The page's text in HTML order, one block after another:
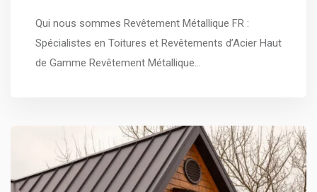
Qui nous sommes Revêtement Métallique FR :
Spécialistes en Toitures et Revêtements d’Acier Haut
de Gamme Revêtement Métallique…